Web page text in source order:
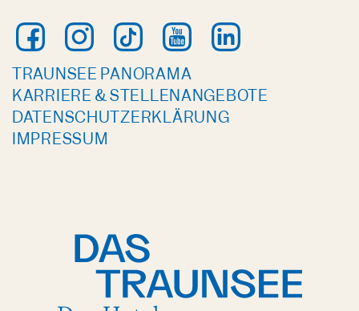
TRAUNSEE PANORAMA
KARRIERE & STELLENANGEBOTE
DATENSCHUTZERKLÄRUNG
IMPRESSUM